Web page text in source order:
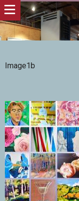
Image1b